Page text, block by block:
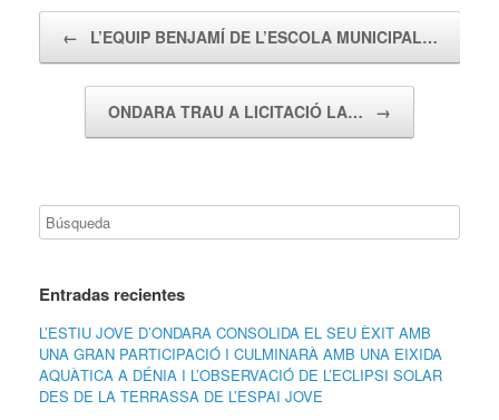
← L’EQUIP BENJAMÍ DE L’ESCOLA MUNICIPAL…
ONDARA TRAU A LICITACIÓ LA… →
Entradas recientes
L’ESTIU JOVE D’ONDARA CONSOLIDA EL SEU ÈXIT AMB
UNA GRAN PARTICIPACIÓ I CULMINARÀ AMB UNA EIXIDA
AQUÀTICA A DÉNIA I L’OBSERVACIÓ DE L’ECLIPSI SOLAR
DES DE LA TERRASSA DE L’ESPAI JOVE